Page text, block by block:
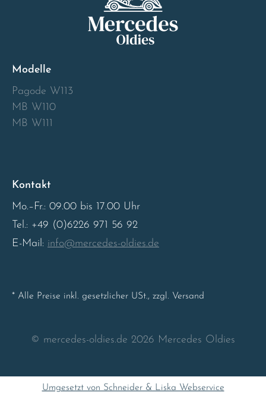
Modelle
Pagode W113
MB W110
MB W111
Kontakt
Mo.–Fr.: 09.00 bis 17.00 Uhr
Tel.: +49 (0)6226 971 56 92
E-Mail: info@mercedes-oldies.de
* Alle Preise inkl. gesetzlicher USt., zzgl. Versand
© mercedes-oldies.de 2026 Mercedes Oldies
Umgesetzt von Schneider & Liska Webservice
Slovakia
Slovenia
Spain
United Kingdom